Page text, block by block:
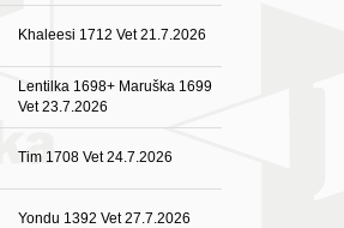
Khaleesi 1712 Vet 21.7.2026
Lentilka 1698+ Maruška 1699
Vet 23.7.2026
Tim 1708 Vet 24.7.2026
Yondu 1392 Vet 27.7.2026